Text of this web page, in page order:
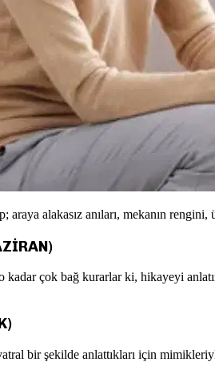
araya alakasız anıları, mekanın
o kadar çok bağ kurarlar ki, hikayeyi
bir şekilde anlattıkları için